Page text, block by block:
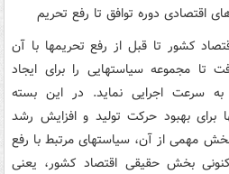
کشور تا قبل از رفع تحریم­ها با آن
مجموعه سیاست­هایی را برای ایجاد
سرعت اجرایی نماید. در این بسته
برای بهبود حرکت تولید و افزایش رشد
مهمی از آن، سیاست­های مرتبط با رفع
بخش حقیقی اقتصاد کشور، یعنی